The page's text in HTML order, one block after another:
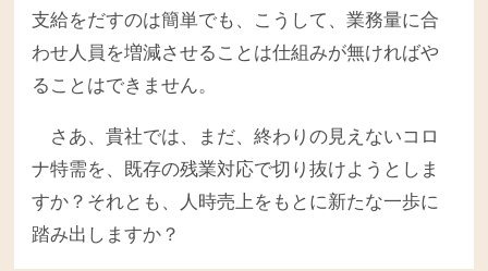
支給をだすのは簡単でも、こうして、業務量に合
わせ人員を増減させることは仕組みが無ければや
ることはできません。
さあ、貴社では、まだ、終わりの見えないコロ
ナ特需を、既存の残業対応で切り抜けようとしま
すか？それとも、人時売上をもとに新たな一歩に
踏み出しますか？